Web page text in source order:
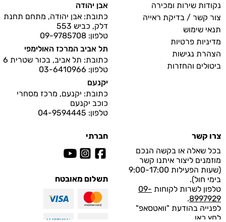
נקודות שירות ומכירה
צור קשר / בדיקת ראייה
תנאי שימוש
מדיניות פרטיות
הצהרת נגישות
ביטולים והחזרות
אבן יהודה
כתובת: אבן יהודה, מתחם תחנת
דלק, כביש 553
טלפון: 09-9785708
תל אביב המרכז האולימפי
כתובת: תל אביב, בכור שטרית 6
טלפון: 03-6410966
יקנעם
כתובת: יקנעם, מרכז מסחרי
כוכב יקנעם
טלפון: 04-9594445
צרו קשר
בכל שאלה או בקשה הנכם
מוזמנים ליצור איתנו קשר
(שעות הפעילות 9:00-17:00
בימי חול).
טלפון לשרות לקוחות 09-
8997929
.
לפנייה בהודעת "וואטסאפ"
לחץ כאן
חברתי
תשלום מאובטח